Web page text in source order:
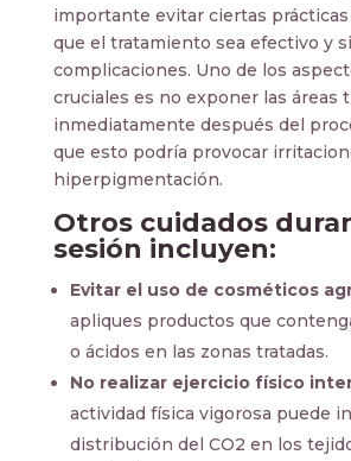
importante evitar ciertas prácticas
que el tratamiento sea efectivo y
complicaciones. Uno de los
cruciales es no exponer las áreas
inmediatamente después del
que esto podría provocar
hiperpigmentación.
Otros cuidados
sesión incluyen:
Evitar el uso de cosméticos
apliques productos que
o ácidos en las zonas tratadas.
No realizar ejercicio físico
actividad física vigorosa puede
distribución del CO2 en los